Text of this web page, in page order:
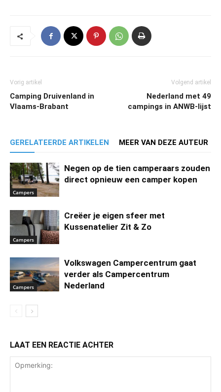
Vorig artikel
Camping Druivenland in
Vlaams-Brabant
Volgend artikel
Nederland met 49
campings in ANWB-lijst
GERELATEERDE ARTIKELEN MEER VAN DEZE AUTEUR
Campers
Negen op de tien camperaars zouden
direct opnieuw een camper kopen
Campers
Creëer je eigen sfeer met
Kussenatelier Zit & Zo
Campers
Volkswagen Campercentrum gaat
verder als Campercentrum
Nederland
LAAT EEN REACTIE ACHTER